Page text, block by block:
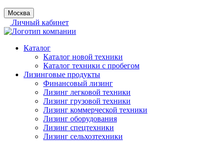
Москва
Личный кабинет
Каталог
Каталог новой техники
Каталог техники с пробегом
Лизинговые продукты
Финансовый лизинг
Лизинг легковой техники
Лизинг грузовой техники
Лизинг коммерческой техники
Лизинг оборудования
Лизинг спецтехники
Лизинг сельхозтехники